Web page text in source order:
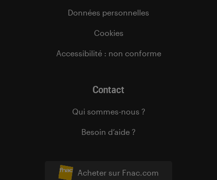
Acheter sur Fnac.com
Données personnelles
Cookies
Accessibilité : non conforme
Contact
Qui sommes-nous ?
Besoin d’aide ?